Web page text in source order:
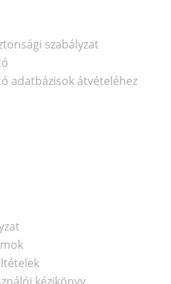
szabályzat
adatbázisok átvételéhez